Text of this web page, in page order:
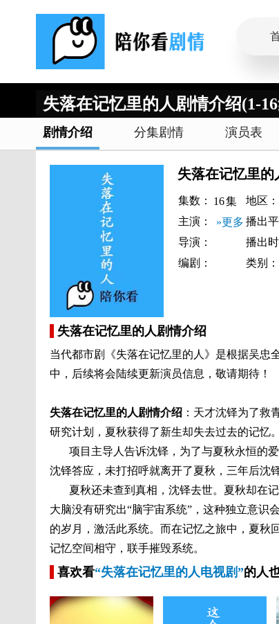
失落在记忆里的人剧情介绍(1-
剧情介绍 分集剧情 演员表
失落在记忆里的
集数： 16集 地区：
主演：
»更多 播出平
导演：
播出时
编剧：
类别：
失落在记忆里的人剧情介绍
当代都市剧《失落在记忆里的人》是根据吴忠
中，后续将会陆续更新演员信息，敬请期待！
失落在记忆里的人剧情介绍 ：天才沈铎为了救
研究计划，夏秋获得了新生却失去过去的记忆。
项目主导人告诉沈铎，为了与夏秋永恒的爱
沈铎答应，未打招呼就离开了夏秋，三年后沈
夏秋还未查到真相，沈铎去世。夏秋却在记
大脑没有研究出“脑宇宙系统”，这种独立意识
的岁月，激活此系统。而在记忆之旅中，夏秋
记忆空间相守，联手摧毁系统。
喜欢看“失落在记忆里的人电视剧”的人